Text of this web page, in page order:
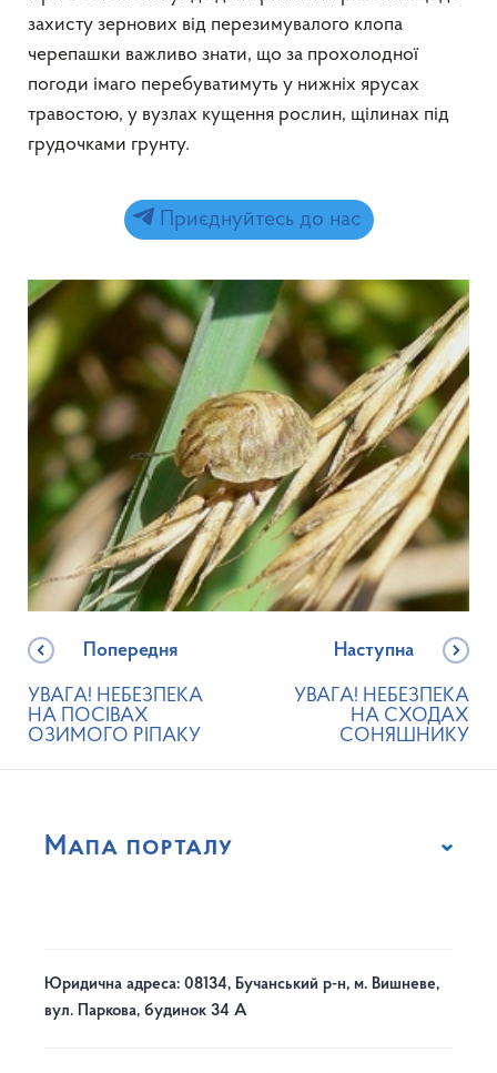
захисту зернових від перезимувалого клопа
черепашки важливо знати, що за прохолодної
погоди імаго перебуватимуть у нижніх ярусах
травостою, у вузлах кущення рослин, щілинах під
грудочками грунту.
Приєднуйтесь до нас
Попередня
УВАГА! НЕБЕЗПЕКА
НА ПОСІВАХ
ОЗИМОГО РІПАКУ
Наступна
УВАГА! НЕБЕЗПЕКА
НА СХОДАХ
СОНЯШНИКУ
Мапа порталу
Юридична адреса: 08134, Бучанський р-н, м. Вишневе,
вул. Паркова, будинок 34 А